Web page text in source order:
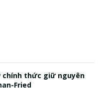
chính thức giữ nguyên
Fried